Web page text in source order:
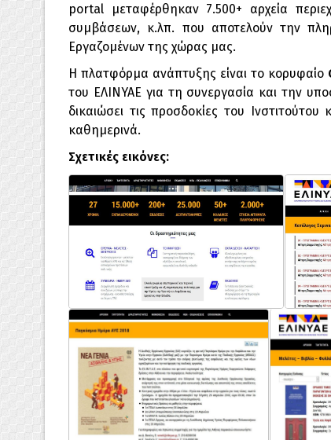
portal μεταφέρθηκαν 7.500+ αρχεία
συμβάσεων, κ.λπ. που αποτελούν την
Εργαζομένων της χώρας μας.
Η πλατφόρμα ανάπτυξης είναι το κορυφαίο
του ΕΛΙΝΥΑΕ για τη συνεργασία και την
δικαιώσει τις προσδοκίες του
καθημερινά.
Σχετικές εικόνες: